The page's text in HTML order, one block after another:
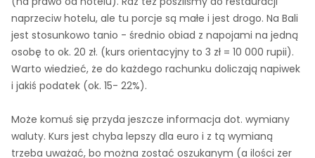
naprzeciw hotelu, ale tu porcje są małe i jest drogo. Na Bali
jest stosunkowo tanio - średnio obiad z napojami na jedną
osobę to ok. 20 zł. (kurs orientacyjny to 3 zł = 10 000 rupii).
Warto wiedzieć, że do każdego rachunku doliczają napiwek
i jakiś podatek (ok. 15- 22%).
Może komuś się przyda jeszcze informacja dot. wymiany
waluty. Kurs jest chyba lepszy dla euro i z tą wymianą
trzeba uważać, bo można zostać oszukanym (a ilości zer